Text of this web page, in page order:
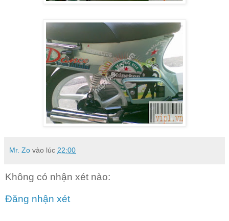
Mr. Zo vào lúc 22:00
Không có nhận xét nào:
Đăng nhận xét